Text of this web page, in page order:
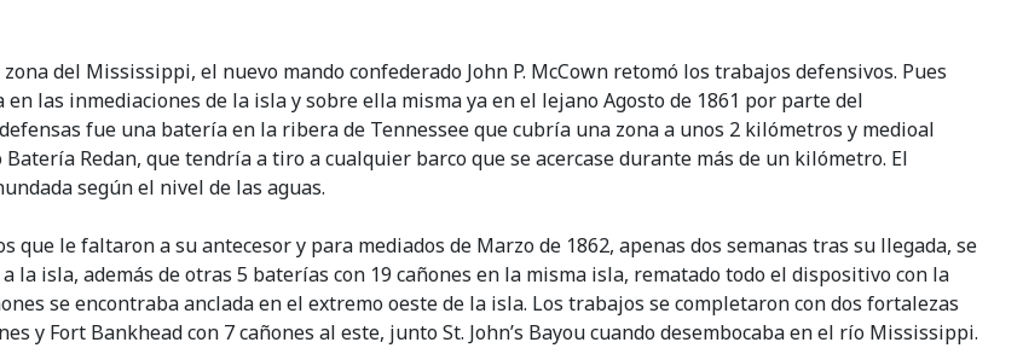
del Mississippi, el nuevo mando confederado John P. McCown retomó los trabajos defensivos. Pues
las inmediaciones de la isla y sobre ella misma ya en el lejano Agosto de 1861 por parte del
fue una batería en la ribera de Tennessee que cubría una zona a unos 2 kilómetros y medioal
Redan, que tendría a tiro a cualquier barco que se acercase durante más de un kilómetro. El
según el nivel de las aguas.
que le faltaron a su antecesor y para mediados de Marzo de 1862, apenas dos semanas tras su llegada, se
isla, además de otras 5 baterías con 19 cañones en la misma isla, rematado todo el dispositivo con la
se encontraba anclada en el extremo oeste de la isla. Los trabajos se completaron con dos fortalezas
y Fort Bankhead con 7 cañones al este, junto St. John’s Bayou cuando desembocaba en el río Mississippi.